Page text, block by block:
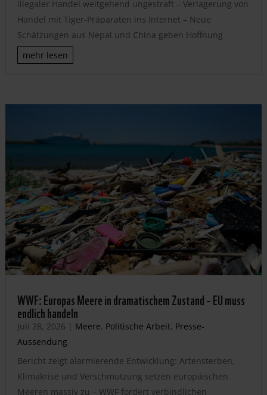
illegaler Handel weitgehend ungestraft – Verlagerung von
Handel mit Tiger-Präparaten ins Internet – Neue
Schätzungen aus Nepal und China geben Hoffnung
mehr lesen
WWF: Europas Meere in dramatischem Zustand – EU muss
endlich handeln
Juli 28, 2026 | Meere, Politische Arbeit, Presse-
Aussendung
Bericht zeigt alarmierende Entwicklung: Artensterben,
Klimakrise und Verschmutzung setzen europäischen
Meeren massiv zu – WWF fordert verbindlichen